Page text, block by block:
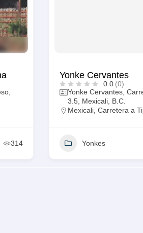
314
Yonke Cervantes
0.0 (0)
Yonke Cervantes,
3.5, Mexicali, B.C.
Mexicali, Carretera a
Yonkes